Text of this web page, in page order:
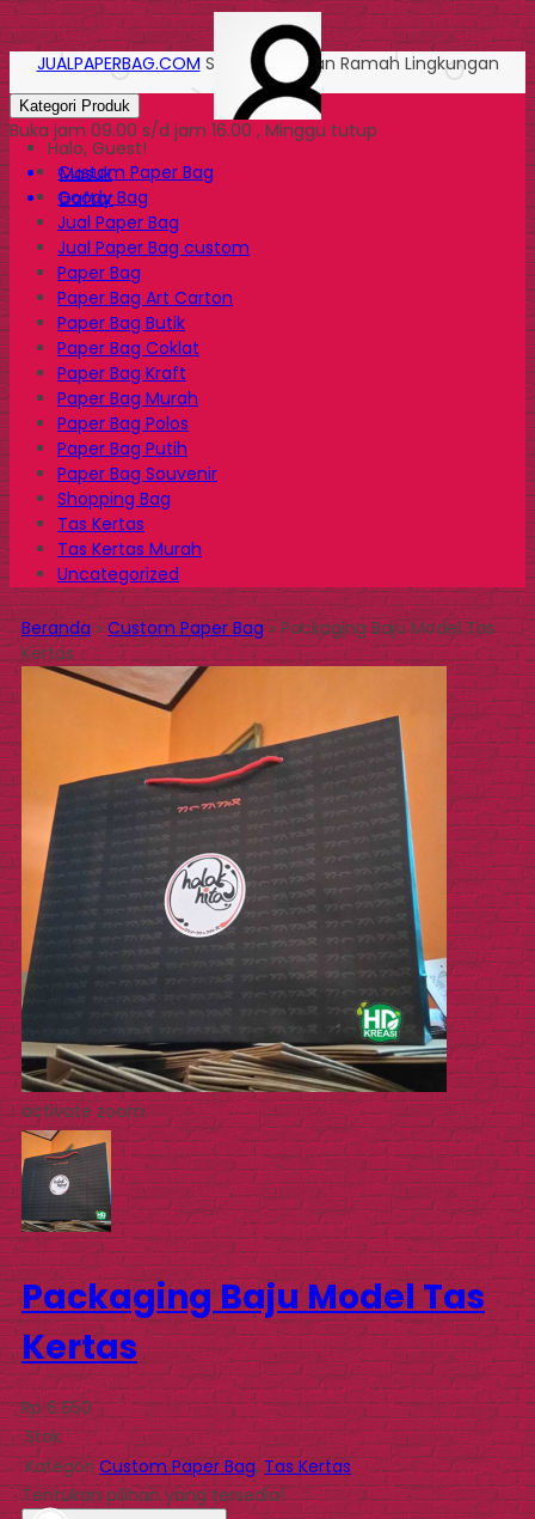
Halo, Guest!
Masuk
Daftar
JUALPAPERBAG.COM Solusi Kemasan Ramah Lingkungan
Kategori Produk
Buka jam 09.00 s/d jam 16.00 , Minggu tutup
Custom Paper Bag
Goody Bag
Jual Paper Bag
Jual Paper Bag custom
Paper Bag
Paper Bag Art Carton
Paper Bag Butik
Paper Bag Coklat
Paper Bag Kraft
Paper Bag Murah
Paper Bag Polos
Paper Bag Putih
Paper Bag Souvenir
Shopping Bag
Tas Kertas
Tas Kertas Murah
Uncategorized
Beranda»Custom Paper Bag»Packaging Baju Model Tas
Kertas
activate zoom
Packaging Baju Model Tas
Kertas
Rp 6.650
Stok
Kategori Custom Paper Bag,Tas Kertas
Tentukan pilihan yang tersedia!